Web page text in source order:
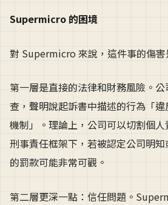
Supermicro 的困境
對 Supermicro 來說，這件事的傷害
第一層是直接的法律和財務風險。
查，聲明說起訴書中描述的行為「
機制」。理論上，公司可以切割個
刑事責任框架下，若被認定公司明
的罰款可能非常可觀。
第二層更深一點：信任問題。